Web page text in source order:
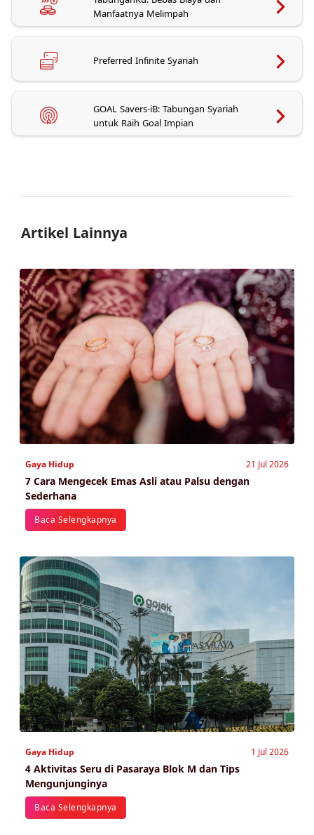
Manfaatnya Melimpah
Preferred Infinite Syariah
GOAL Savers-iB: Tabungan Syariah
untuk Raih Goal Impian
Artikel Lainnya
Gaya Hidup 21 Jul 2026
7 Cara Mengecek Emas Asli atau Palsu dengan
Sederhana
Baca Selengkapnya
Gaya Hidup 1 Jul 2026
4 Aktivitas Seru di Pasaraya Blok M dan Tips
Mengunjunginya
Baca Selengkapnya